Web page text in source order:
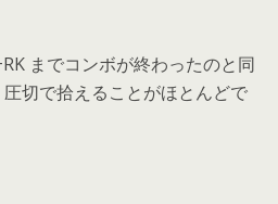
までコンボが終わったのと同
切で拾えることがほとんどで